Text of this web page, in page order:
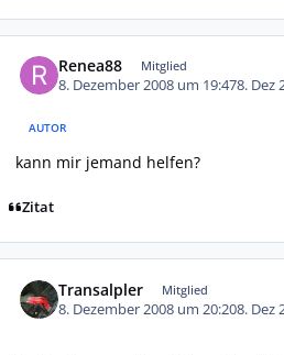
Renea88 Mitglied
8. Dezember 2008 um 19:478. Dez
AUTOR
kann mir jemand helfen?
Zitat
Transalpler Mitglied
8. Dezember 2008 um 20:208. Dez